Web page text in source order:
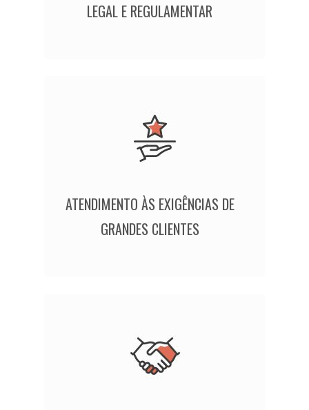
LEGAL E REGULAMENTAR
ATENDIMENTO ÀS EXIGÊNCIAS DE
GRANDES CLIENTES